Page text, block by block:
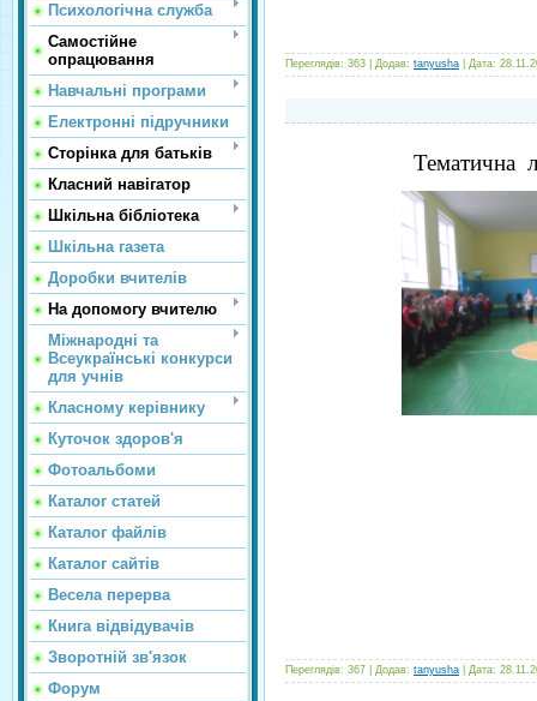
Психологічна служба
Самостійне
опрацювання
Навчальні програми
Електронні підручники
Сторінка для батьків
Класний навігатор
Шкільна бібліотека
Шкільна газета
Доробки вчителів
На допомогу вчителю
Міжнародні та
Всеукраїнські конкурси
для учнів
Класному керівнику
Куточок здоров'я
Фотоальбоми
Каталог статей
Каталог файлів
Каталог сайтiв
Весела перерва
Книга відвідувачів
Зворотній зв'язок
Форум
Переглядів: 363 Додав: tanyusha Дата:
Тематична
Переглядів: 367 Додав: tanyusha Дата: